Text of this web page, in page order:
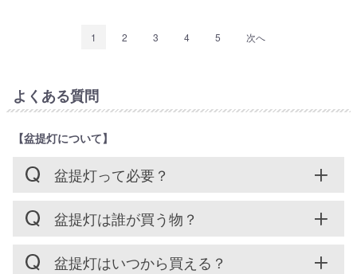
1 2 3 4 5 次へ
よくある質問
【盆提灯について】
盆提灯って必要？
盆提灯は誰が買う物？
盆提灯はいつから買える？